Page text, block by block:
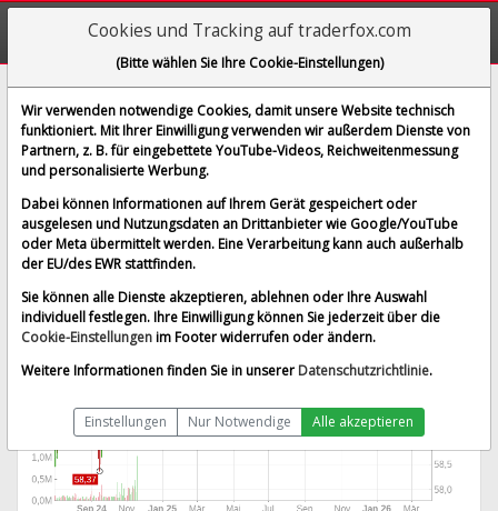
Haynes International Inc.
[HAYN | WKN A0DQY1 | ISIN US4208772016]
61,006 $ 0,06 %
Echtzeit-Aktienkurs vom 20.11.2024 um 20:59 Uhr
Nasdaq Splitbereinigt
Cookies und Tracking auf traderfox.com
(Bitte wählen Sie Ihre Cookie-Einstellungen)
Wir verwenden notwendige Cookies, damit unsere Website technisch
funktioniert. Mit Ihrer Einwilligung verwenden wir außerdem Dienste von
Partnern, z. B. für eingebettete YouTube-Videos, Reichweitenmessung
und personalisierte Werbung.
Dabei können Informationen auf Ihrem Gerät gespeichert oder
ausgelesen und Nutzungsdaten an Drittanbieter wie Google/YouTube
oder Meta übermittelt werden. Eine Verarbeitung kann auch außerhalb
der EU/des EWR stattfinden.
Sie können alle Dienste akzeptieren, ablehnen oder Ihre Auswahl
individuell festlegen. Ihre Einwilligung können Sie jederzeit über die
Cookie-Einstellungenim Footer widerrufen oder ändern.
Weitere Informationen finden Sie in unserer Datenschutzrichtlinie.
Einstellungen Nur Notwendige Alle akzeptieren